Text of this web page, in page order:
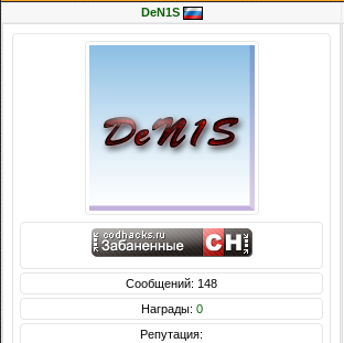
DeN1S
Сообщений: 148
Награды: 0
Репутация: